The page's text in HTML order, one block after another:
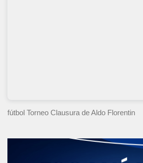
fútbol Torneo Clausura de Aldo Florentin